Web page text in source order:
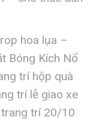
hoa lụa –
Bóng Kích Nổ
trí hộp quà
trí lễ giao xe
trí 20/10